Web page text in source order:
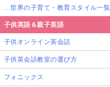
…世界の子育て・教育スタイル一覧
子供英語＆親子英語
子供オンライン英会話
子供英会話教室の選び方
フォニックス